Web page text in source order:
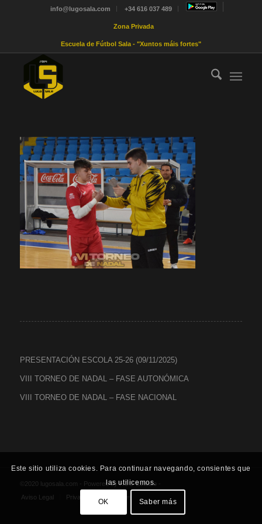
info@lugosala.com +34 616 037 489
Zona Privada
Escuela de Fútbol Sala - "Xuntos máis fortes"
PRESENTACIÓN ESCOLA 25-26 (09/11/2025)
VIII TORNEO DE NADAL – FASE AUTONÓMICA
VIII TORNEO DE NADAL – FASE NACIONAL
©2020 lugosala.com - Powered byHCO Estudio -
Aviso Legal
Privacidad Cookies
Este sitio utiliza cookies. Para continuar navegando, consientes que
las utilicemos.
OK Saber más